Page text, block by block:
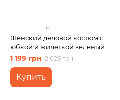
16
Женский деловой костюм с
юбкой и жилеткой зеленый
Merlini Ларете 100001443
размер S-M
1 199 грн 2 029 грн
Купить